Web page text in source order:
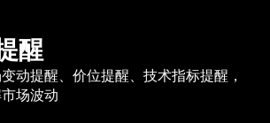
醒
动提醒、价位提醒、技术指标提醒，
场波动